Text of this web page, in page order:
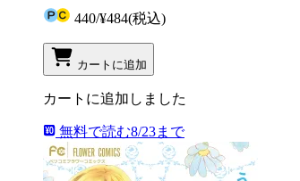
440/¥484(税込)
カートに追加
カートに追加しました
無料で読む8/23まで